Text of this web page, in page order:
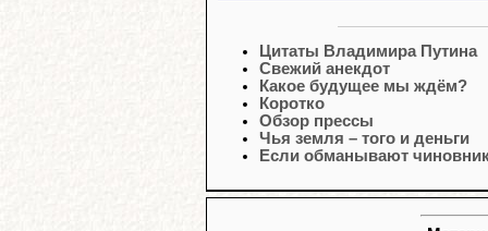
Цитаты Владимира Путина
Свежий анекдот
Какое будущее мы ждём?
Коротко
Обзор прессы
Чья земля – того и деньги
Если обманывают